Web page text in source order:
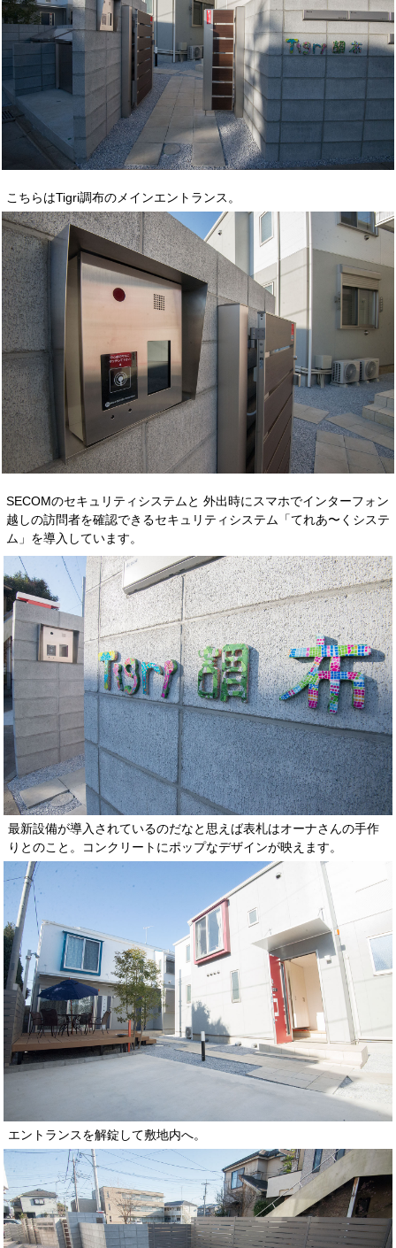
こちらはTigri調布のメインエントランス。
SECOMのセキュリティシステムと 外出時にスマホでインターフォン
越しの訪問者を確認できるセキュリティシステム「てれあ〜くシステ
ム」を導入しています。
最新設備が導入されているのだなと思えば表札はオーナさんの手作
りとのこと。コンクリートにポップなデザインが映えます。
エントランスを解錠して敷地内へ。